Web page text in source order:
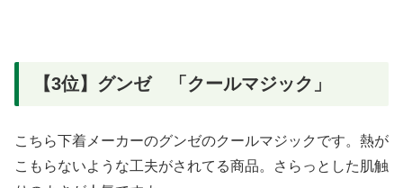
【3位】グンゼ 「クールマジック」
こちら下着メーカーのグンゼのクールマジックです。熱が
こもらないような工夫がされてる商品。さらっとした肌触